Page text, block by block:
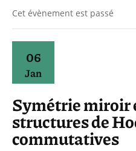
Cet évènement est passé
06
Jan
Symétrie miroir
structures de
commutatives